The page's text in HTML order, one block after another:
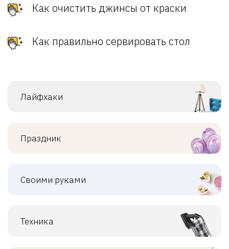
Как очистить джинсы от краски
Как правильно сервировать стол
Лайфхаки
Праздник
Своими руками
Техника